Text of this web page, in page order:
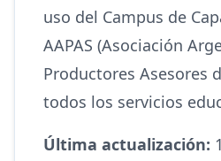
uso del Campus de
AAPAS (Asociación
Productores Asesores
todos los servicios
Última actualización: